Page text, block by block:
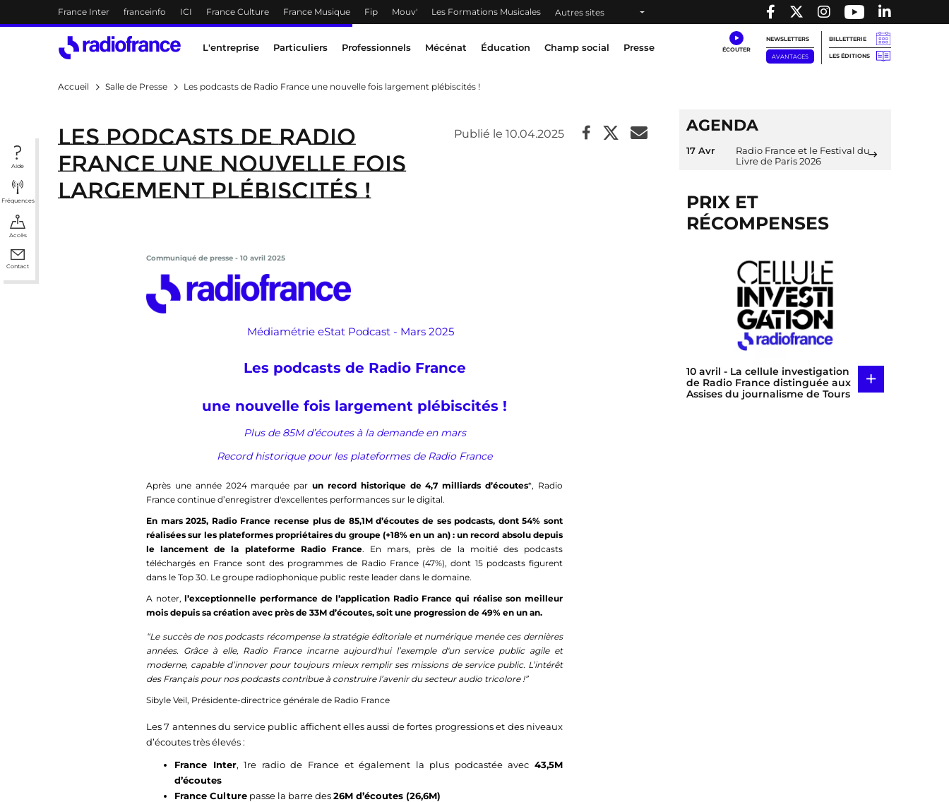
Accès direct :
Menu principal
France Inter franceinfo ICI France Culture France Musique Fip Mouv' Les Formations Musicales Autres sites
Menu principal
L'entreprise Particuliers Professionnels Mécénat Éducation Champ social Presse
NEWSLETTERS
AVANTAGES
BILLETTERIE
LES ÉDITIONS
Aide
Fréquences
Accès
Contact
Accueil Salle de Presse Les podcasts de Radio France une nouvelle fois largement plébiscités !
Les podcasts de Radio
France une nouvelle fois
largement plébiscités !
Publié le 10.04.2025
Communiqué de presse - 10 avril 2025
Médiamétrie eStat Podcast - Mars 2025
Les podcasts de Radio France
une nouvelle fois largement plébiscités !
Plus de 85M d’écoutes à la demande en mars
Record historique pour les plateformes de Radio France
Après une année 2024 marquée parun record historique de 4,7 milliards d’écoutes*, Radio
France continue d’enregistrer d'excellentes performances sur le digital.
En mars 2025, Radio France recense plus de 85,1M d’écoutes de ses podcasts, dont 54% sont
réalisées sur les plateformes propriétaires du groupe (+18% en un an) : un record absolu depuis
le lancement de la plateforme Radio France. En mars, près de la moitié des podcasts
téléchargés en France sont des programmes de Radio France (47%), dont 15 podcasts figurent
dans le Top 30. Le groupe radiophonique public reste leader dans le domaine.
A noter,l’exceptionnelle performance de l’application Radio France qui réalise son meilleur
mois depuis sa création avec près de 33M d’écoutes, soit une progression de 49% en un an.
“Le succès de nos podcasts récompense la stratégie éditoriale et numérique menée ces dernières
années. Grâce à elle, Radio France incarne aujourd'hui l’exemple d'un service public agile et
moderne, capable d’innover pour toujours mieux remplir ses missions de service public. L’intérêt
des Français pour nos podcasts contribue à construire l’avenir du secteur audio tricolore !”
Sibyle Veil, Présidente-directrice générale de Radio France
Les 7 antennes du service public affichent elles aussi de fortes progressions et des niveaux
d’écoutes très élevés :
France Inter, 1re radio de France et également la plus podcastée avec43,5M
d’écoutes
France Culture passe la barre des26M d’écoutes (26,6M)
AGENDA
17 Avr
Radio France et le Festival du
Livre de Paris 2026
PRIX ET
RÉCOMPENSES
10 avril - La cellule investigation
de Radio France distinguée aux
Assises du journalisme de Tours
+